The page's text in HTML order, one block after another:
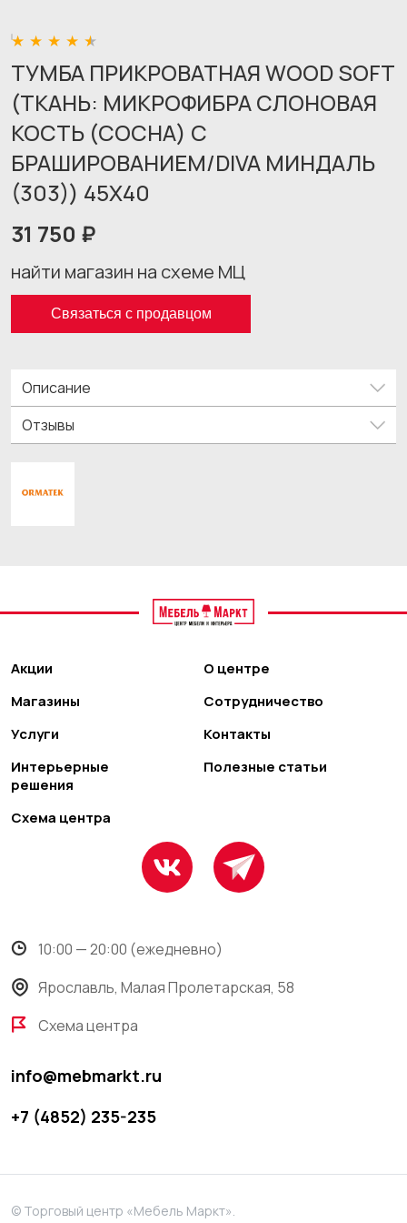
ТУМБА ПРИКРОВАТНАЯ WOOD SOFT
(ТКАНЬ: МИКРОФИБРА СЛОНОВАЯ
КОСТЬ (СОСНА) С
БРАШИРОВАНИЕМ/DIVA МИНДАЛЬ
(303)) 45X40
31 750 ₽
найти магазин на схеме МЦ
Связаться с продавцом
Описание
Отзывы
Акции
Магазины
Услуги
Интерьерные
решения
Схема центра
О центре
Сотрудничество
Контакты
Полезные статьи
10:00 — 20:00 (ежедневно)
Ярославль, Малая Пролетарская, 58
Схема центра
info@mebmarkt.ru
+7 (4852) 235-235
© Торговый центр «Мебель Маркт».